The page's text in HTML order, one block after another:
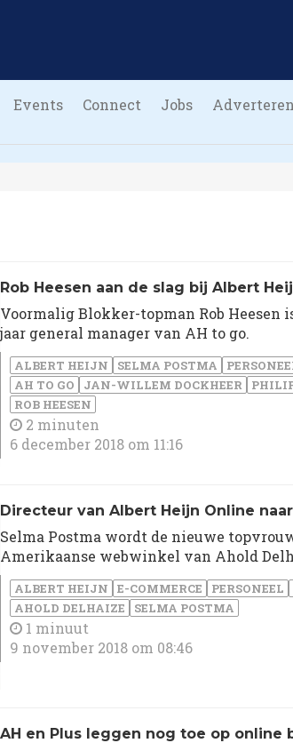
Events Connect Jobs Adverteren
Rob Heesen aan de slag bij Albert
Voormalig Blokker-topman Rob Heesen
jaar general manager van AH to go.
ALBERT HEIJN SELMA POSTMA
AH TO GO
JAN-WILLEM DOCKHEER
ROB HEESEN
2 minuten
6 december 2018 om 11:16
Directeur van Albert Heijn Online
Selma Postma wordt de nieuwe
Amerikaanse webwinkel van Ahold
ALBERT HEIJN E-COMMERCE PERSONEEL
AHOLD DELHAIZE
SELMA POSTMA
1 minuut
9 november 2018 om 08:46
​AH en Plus leggen nog toe op online